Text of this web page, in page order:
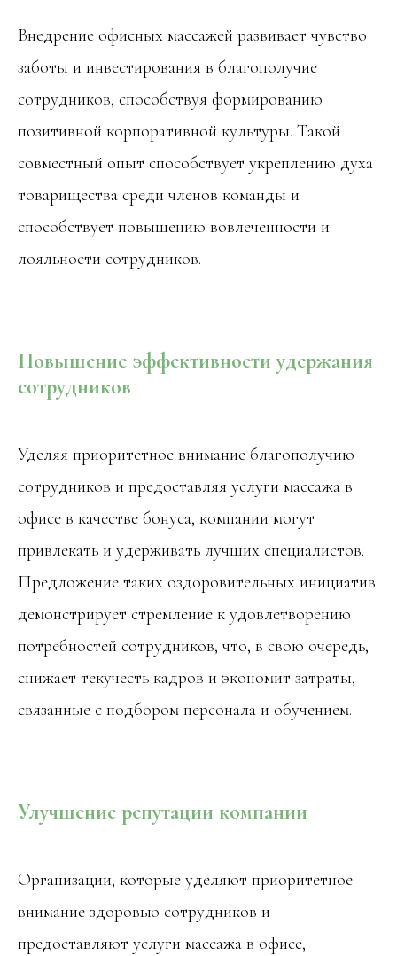
Внедрение офисных массажей развивает чувство
заботы и инвестирования в благополучие
сотрудников, способствуя формированию
позитивной корпоративной культуры. Такой
совместный опыт способствует укреплению духа
товарищества среди членов команды и
способствует повышению вовлеченности и
лояльности сотрудников.
Повышение эффективности удержания
сотрудников
Уделяя приоритетное внимание благополучию
сотрудников и предоставляя услуги массажа в
офисе в качестве бонуса, компании могут
привлекать и удерживать лучших специалистов.
Предложение таких оздоровительных инициатив
демонстрирует стремление к удовлетворению
потребностей сотрудников, что, в свою очередь,
снижает текучесть кадров и экономит затраты,
связанные с подбором персонала и обучением.
Улучшение репутации компании
Организации, которые уделяют приоритетное
внимание здоровью сотрудников и
предоставляют услуги массажа в офисе,